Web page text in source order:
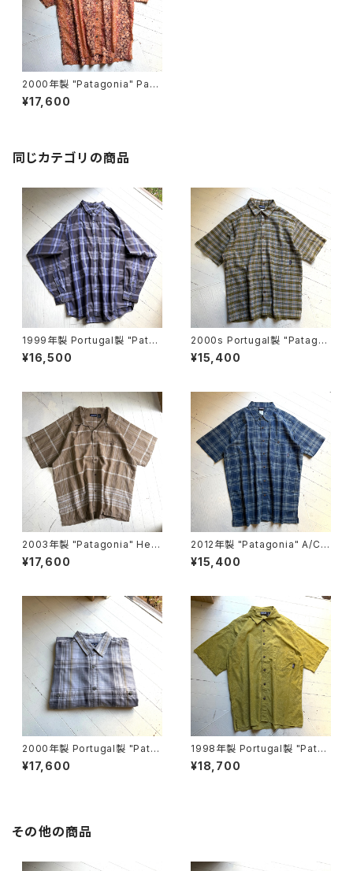
2000年製 "Patagonia" Pata
loha shirt
¥17,600
同じカテゴリの商品
1999年製 Portugal製 "Patag
onia" pima cotton shirt
¥16,500
2000s Portugal製 "Patago
nia" A/C Yarn-Dye shirt
¥15,400
2003年製 "Patagonia" Hem
p shirt
¥17,600
2012年製 "Patagonia" A/C Y
arn-Dye shirt
¥15,400
2000年製 Portugal製 "Pata
gonia" flannel shirt
¥17,600
1998年製 Portugal製 "Patag
onia" AC print shirt
¥18,700
その他の商品